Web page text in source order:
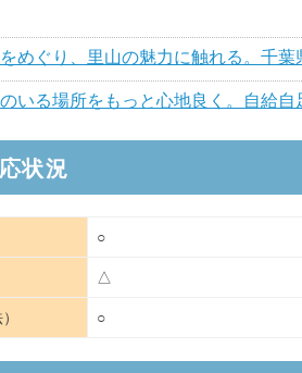
めぐり、里山の魅力に触れる。千
いる場所をもっと心地良く。自給
そりと佇む小さなお宿10選 - おすす
旅しながら働く会社員夫婦が見た、
題！キャンプ場のサブスクサービス
つながる行動をactcoin（アクトコ
状況
○
△
○